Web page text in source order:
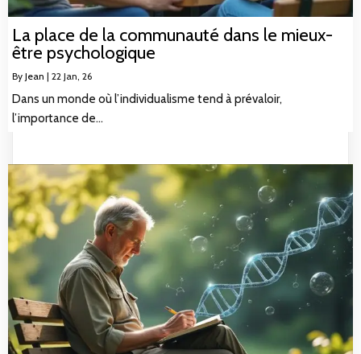
La place de la communauté dans le mieux-
être psychologique
By Jean | 22 Jan, 26
Dans un monde où l’individualisme tend à prévaloir,
l’importance de…